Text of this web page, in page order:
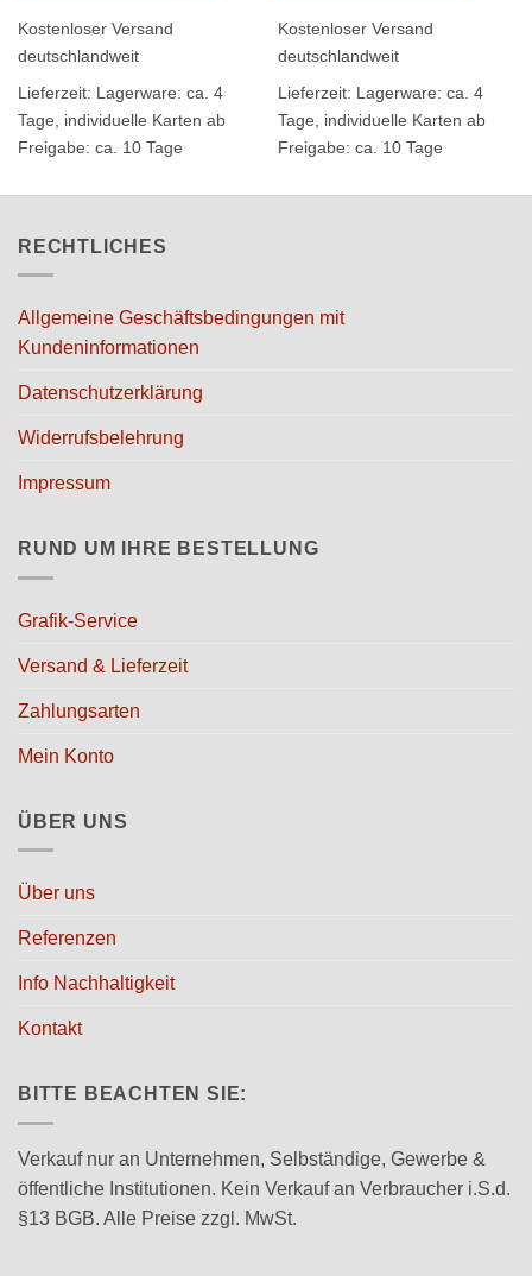
Produkt
weist
Varianten
auf.
Die
der
Produktseite
werden
Kostenloser Versand
deutschlandweit
Lieferzeit: Lagerware: ca. 4
Tage, individuelle Karten ab
Freigabe: ca. 10 Tage
Produkt
weist
Varianten
auf.
Die
werden
Kostenloser Versand
deutschlandweit
Lieferzeit: Lagerware: ca. 4
Tage, individuelle Karten ab
Freigabe: ca. 10 Tage
RECHTLICHES
Allgemeine Geschäftsbedingungen mit
Kundeninformationen
Datenschutzerklärung
Widerrufsbelehrung
Impressum
RUND UM IHRE BESTELLUNG
Grafik-Service
Versand & Lieferzeit
Zahlungsarten
Mein Konto
ÜBER UNS
Über uns
Referenzen
Info Nachhaltigkeit
Kontakt
BITTE BEACHTEN SIE:
Verkauf nur an Unternehmen, Selbständige, Gewerbe &
öffentliche Institutionen. Kein Verkauf an Verbraucher i.S.d.
§13 BGB. Alle Preise zzgl. MwSt.